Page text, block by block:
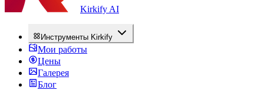
Kirkify AI
Инструменты Kirkify
Мои работы
Цены
Галерея
Блог